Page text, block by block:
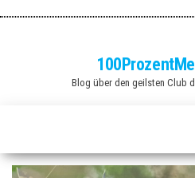
Blog über den geilsten Club